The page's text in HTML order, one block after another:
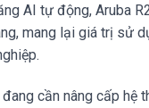
AI tự động, Aruba
mang lại giá trị sử
cần nâng cấp hệ